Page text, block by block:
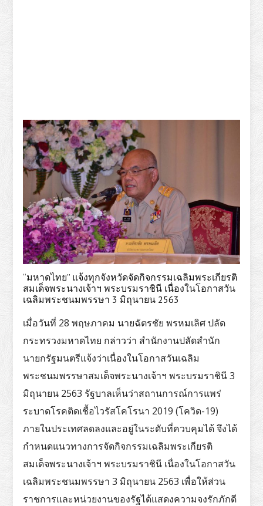
“มหาดไทย” แจ้งทุกจังหวัดจัดกิจกรรมเฉลิมพระเกียรติ
สมเด็จพระนางเจ้าฯ พระบรมราชินี เนื่องในโอกาสวัน
เฉลิมพระชนมพรรษา 3 มิถุนายน 2563
เมื่อวันที่ 28 พฤษภาคม นายฉัตรชัย พรหมเลิศ ปลัด
กระทรวงมหาดไทย กล่าวว่า สำนักงานปลัดสำนัก
นายกรัฐมนตรีแจ้งว่าเนื่องในโอกาสวันเฉลิม
พระชนมพรรษาสมเด็จพระนางเจ้าฯ พระบรมราชินี 3
มิถุนายน 2563 รัฐบาลเห็นว่าสถานการณ์การแพร่
ระบาดโรคติดเชื้อไวรัสโคโรนา 2019 (โควิด-19)
ภายในประเทศลดลงและอยู่ในระดับที่ควบคุมได้ จึงได้
กำหนดแนวทางการจัดกิจกรรมเฉลิมพระเกียรติ
สมเด็จพระนางเจ้าฯ พระบรมราชินี เนื่องในโอกาสวัน
เฉลิมพระชนมพรรษา 3 มิถุนายน 2563 เพื่อให้ส่วน
ราชการและหน่วยงานของรัฐได้แสดงความจงรักภักดี